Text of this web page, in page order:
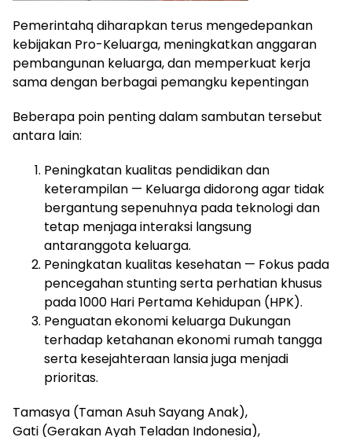
Pemerintahq diharapkan terus mengedepankan
kebijakan Pro-Keluarga, meningkatkan anggaran
pembangunan keluarga, dan memperkuat kerja
sama dengan berbagai pemangku kepentingan
Beberapa poin penting dalam sambutan tersebut
antara lain:
Peningkatan kualitas pendidikan dan
keterampilan — Keluarga didorong agar tidak
bergantung sepenuhnya pada teknologi dan
tetap menjaga interaksi langsung
antaranggota keluarga.
Peningkatan kualitas kesehatan — Fokus pada
pencegahan stunting serta perhatian khusus
pada 1000 Hari Pertama Kehidupan (HPK).
Penguatan ekonomi keluarga Dukungan
terhadap ketahanan ekonomi rumah tangga
serta kesejahteraan lansia juga menjadi
prioritas.
Tamasya (Taman Asuh Sayang Anak),
Gati (Gerakan Ayah Teladan Indonesia),